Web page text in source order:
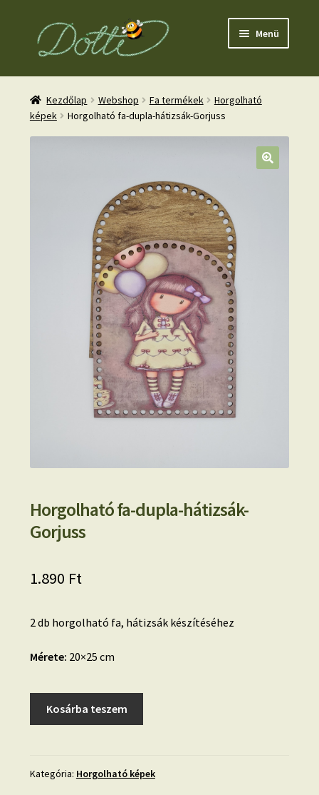
Ugrás
Kilépés
Menü
Kezdőlap Webshop Fa termékek
Horgolható
képek
Horgolható fa-dupla-hátizsák-Gorjuss
Horgolható fa-dupla-hátizsák-
Gorjuss
1.890 Ft
2 db horgolható fa, hátizsák készítéséhez
Mérete: 20×25 cm
Horgolható
Gorjuss
Kosárba teszem
Kategória: Horgolható képek